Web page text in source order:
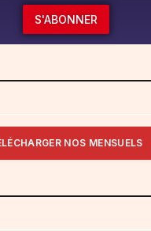
S'ABONNER
NOS MENSUELS